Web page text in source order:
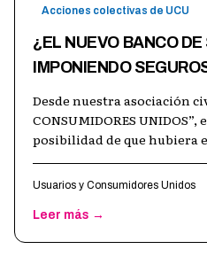
Acciones colectivas de UCU
¿EL NUEVO BANCO DE
IMPONIENDO
Desde nuestra asociación
CONSUMIDORES
posibilidad de que hubiera
Usuarios y Consumidores Unidos
Leer más →